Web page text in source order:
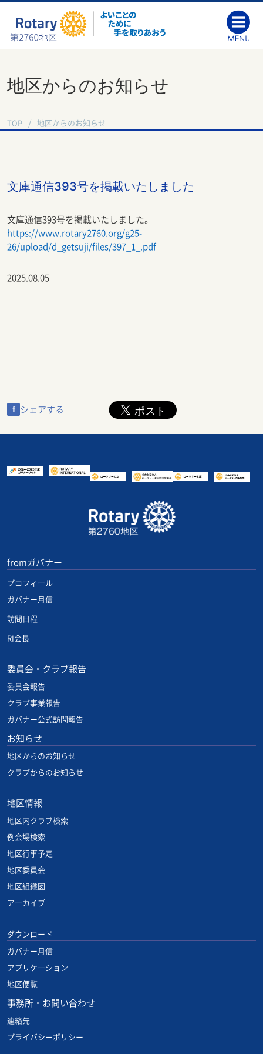
地区からのお知らせ
TOP 地区からのお知らせ
文庫通信393号を掲載いたしました
文庫通信393号を掲載いたしました。
https://www.rotary2760.org/g25-
26/upload/d_getsuji/files/397_1_.pdf
2025.08.05
f シェアする
fromガバナー
プロフィール
ガバナー月信
訪問日程
RI会長
委員会・クラブ報告
委員会報告
クラブ事業報告
ガバナー公式訪問報告
お知らせ
地区からのお知らせ
クラブからのお知らせ
地区情報
地区内クラブ検索
例会場検索
地区行事予定
地区委員会
地区組織図
アーカイブ
ダウンロード
ガバナー月信
アプリケーション
地区便覧
事務所・お問い合わせ
連絡先
プライバシーポリシー